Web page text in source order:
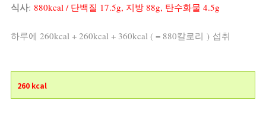
식사: 880kcal / 단백질 17.5g, 지방 88g, 탄수화물 4.5g
하루에 260kcal + 260kcal + 360kcal ( = 880칼로리 ) 섭취
260 kcal